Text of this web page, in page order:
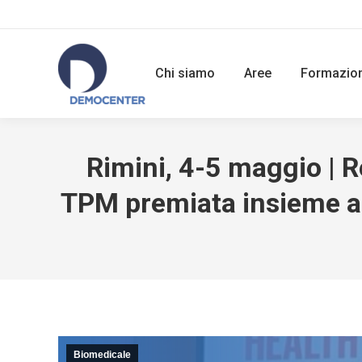
Chi siamo Aree
Rimini, 4-5 maggio |
TPM premiata insieme
Biomedicale